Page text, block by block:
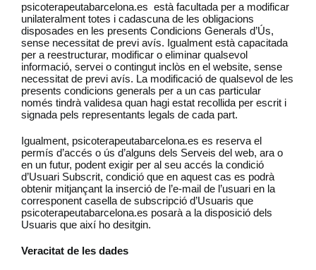
psicoterapeutabarcelona.es està facultada per a modificar
unilateralment totes i cadascuna de les obligacions
disposades en les presents Condicions Generals d’Ús,
sense necessitat de previ avís. Igualment està capacitada
per a reestructurar, modificar o eliminar qualsevol
informació, servei o contingut inclòs en el website, sense
necessitat de previ avís. La modificació de qualsevol de les
presents condicions generals per a un cas particular
només tindrà validesa quan hagi estat recollida per escrit i
signada pels representants legals de cada part.
Igualment, psicoterapeutabarcelona.es es reserva el
permís d’accés o ús d’alguns dels Serveis del web, ara o
en un futur, podent exigir per al seu accés la condició
d’Usuari Subscrit, condició que en aquest cas es podrà
obtenir mitjançant la inserció de l’e-mail de l’usuari en la
corresponent casella de subscripció d’Usuaris que
psicoterapeutabarcelona.es posarà a la disposició dels
Usuaris que així ho desitgin.
Veracitat de les dades